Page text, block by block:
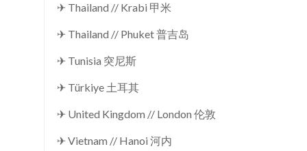
✈ Thailand // Krabi 甲米
✈ Thailand // Phuket 普吉岛
✈ Tunisia 突尼斯
✈ Türkiye 土耳其
✈ United Kingdom // London 伦敦
✈ Vietnam // Hanoi 河内